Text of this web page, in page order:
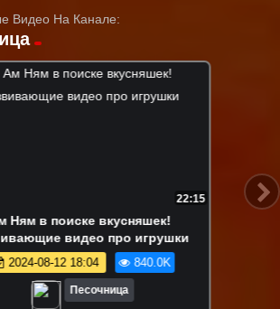
Видео На Канале:
21:55
Ням играет в съедобное-
😋 Игры и развивающее
про игрушки Om Nom
2024-08-13 15:03 815.3K
Песочница